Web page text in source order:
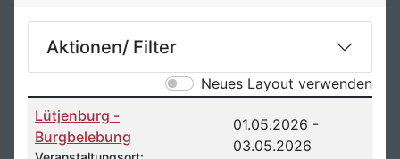
Aktionen/ Filter
Neues Layout verwenden
COM_SDAJEM_TABLE_CAPTION, Sortiert nach:
Lütjenburg -
Burgbelebung
01.05.2026 -
03.05.2026